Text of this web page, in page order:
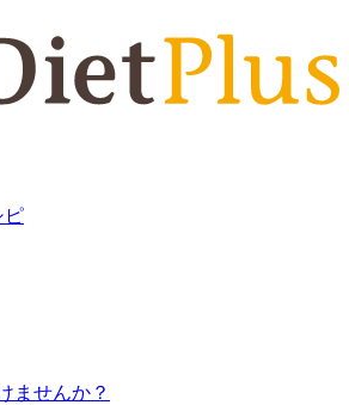
ピ
ませんか？